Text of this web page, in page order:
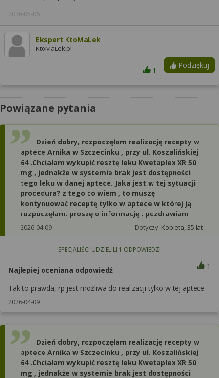
2026-05-06
Ekspert KtoMaLek
KtoMaLek.pl
Podziękuj
1
Powiązane pytania
Dzień dobry, rozpoczęłam realizację recepty w
aptece Arnika w Szczecinku , przy ul. Koszalińskiej
64 .Chciałam wykupić resztę leku Kwetaplex XR 50
mg , jednakże w systemie brak jest dostępności
tego leku w danej aptece. Jaka jest w tej sytuacji
procedura? z tego co wiem , to muszę
kontynuować receptę tylko w aptece w której ją
rozpoczęłam. proszę o informację . pozdrawiam
2026-04-09 Dotyczy: Kobieta, 35 lat
SPECJALIŚCI UDZIELILI 1 ODPOWIEDZI
Najlepiej oceniana odpowiedź 1
Tak to prawda, rp jest możliwa do realizacji tylko w tej aptece.
2026-04-09
Dzień dobry, rozpoczęłam realizację recepty w
aptece Arnika w Szczecinku , przy ul. Koszalińskiej
64 .Chciałam wykupić resztę leku Kwetaplex XR 50
mg , jednakże w systemie brak jest dostępności